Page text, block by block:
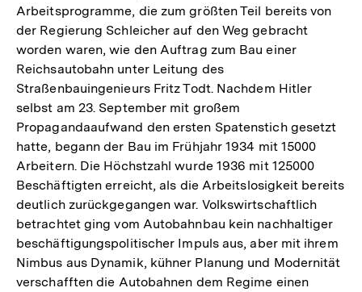
Arbeitsprogramme, die zum größten Teil bereits von
der Regierung Schleicher auf den Weg gebracht
worden waren, wie den Auftrag zum Bau einer
Reichsautobahn unter Leitung des
Straßenbauingenieurs Fritz Todt. Nachdem Hitler
selbst am 23. September mit großem
Propagandaaufwand den ersten Spatenstich gesetzt
hatte, begann der Bau im Frühjahr 1934 mit 15000
Arbeitern. Die Höchstzahl wurde 1936 mit 125000
Beschäftigten erreicht, als die Arbeitslosigkeit bereits
deutlich zurückgegangen war. Volkswirtschaftlich
betrachtet ging vom Autobahnbau kein nachhaltiger
beschäftigungspolitischer Impuls aus, aber mit ihrem
Nimbus aus Dynamik, kühner Planung und Modernität
verschafften die Autobahnen dem Regime einen